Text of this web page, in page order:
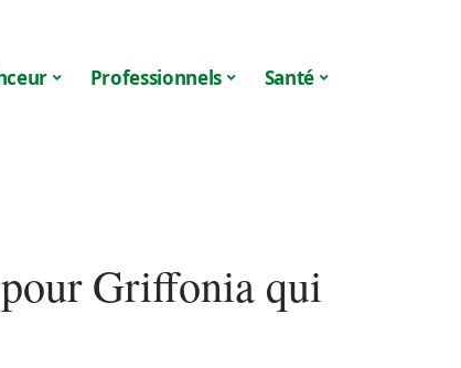
Professionnels Santé
Griffonia qui